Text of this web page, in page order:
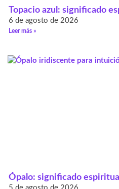
Topacio azul: significado
6 de agosto de 2026
Leer más »
Ópalo: significado